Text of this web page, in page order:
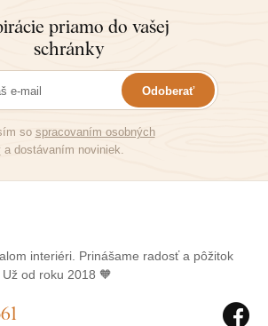
priamo do vašej
schránky
Odoberať
so spracovaním osobných
a dostávaním noviniek.
interiéri. Prinášame radosť a pôžitok
od roku 2018 🧡